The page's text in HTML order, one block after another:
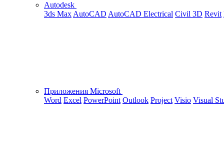
Autodesk
3ds Max AutoCAD AutoCAD Electrical Civil 3D Revit
Приложения Microsoft
Word Excel PowerPoint Outlook Project Visio Visual